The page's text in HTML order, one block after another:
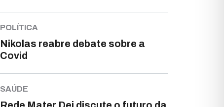
POLÍTICA
Nikolas reabre debate sobre a
Covid
SAÚDE